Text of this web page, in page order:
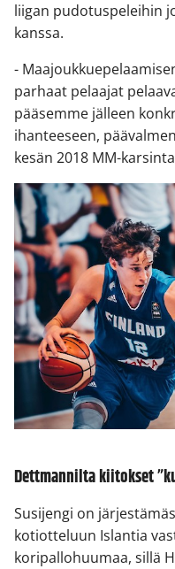
liigan pudotuspeleihin
kanssa.
-
parhaat pelaajat
pääsemme jälleen
ihanteeseen,
kesän 2018 MM-
Dettmannilta kiitokset
Susijengi on
kotiotteluun Islantia
koripallohuumaa, sillä